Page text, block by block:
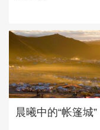
晨曦中的“帐篷城”